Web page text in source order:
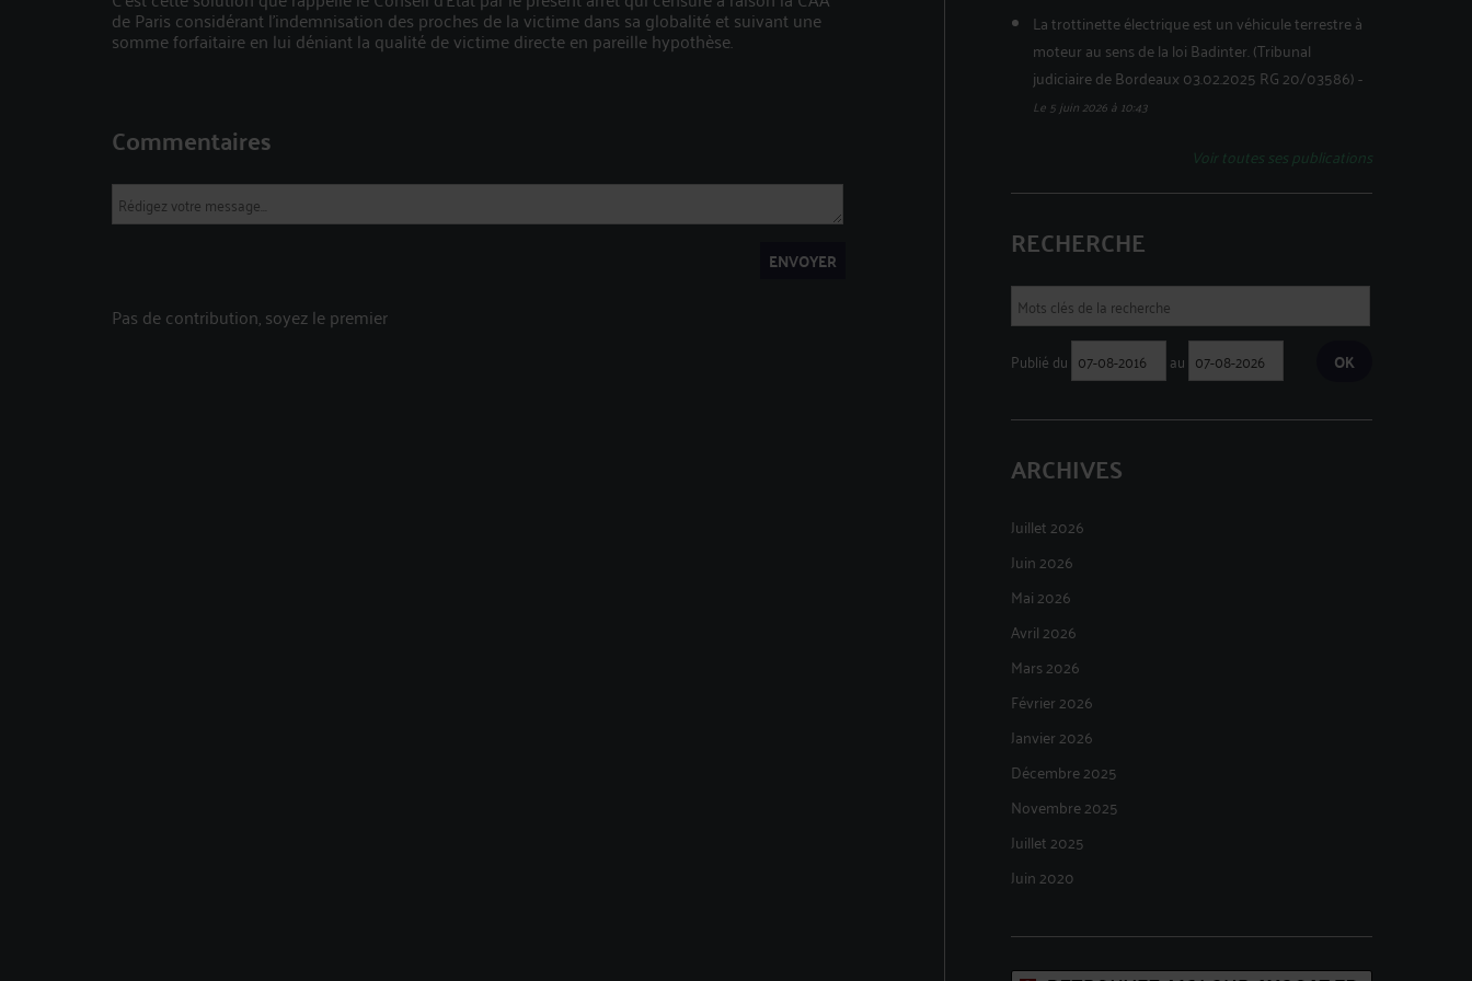
de Paris considérant l’indemnisation des proches de la victime dans sa globalité et suivant une
somme forfaitaire en lui déniant la qualité de victime directe en pareille hypothèse.
Commentaires
ENVOYER
Pas de contribution, soyez le premier
La trottinette électrique est un véhicule terrestre à
moteur au sens de la loi Badinter. (Tribunal
judiciaire de Bordeaux 03.02.2025 RG 20/03586)-
Le 5 juin 2026 à 10:43
Voir toutes ses publications
RECHERCHE
Publié du au
ARCHIVES
Juillet 2026
Juin 2026
Mai 2026
Avril 2026
Mars 2026
Février 2026
Janvier 2026
Décembre 2025
Novembre 2025
Juillet 2025
Juin 2020